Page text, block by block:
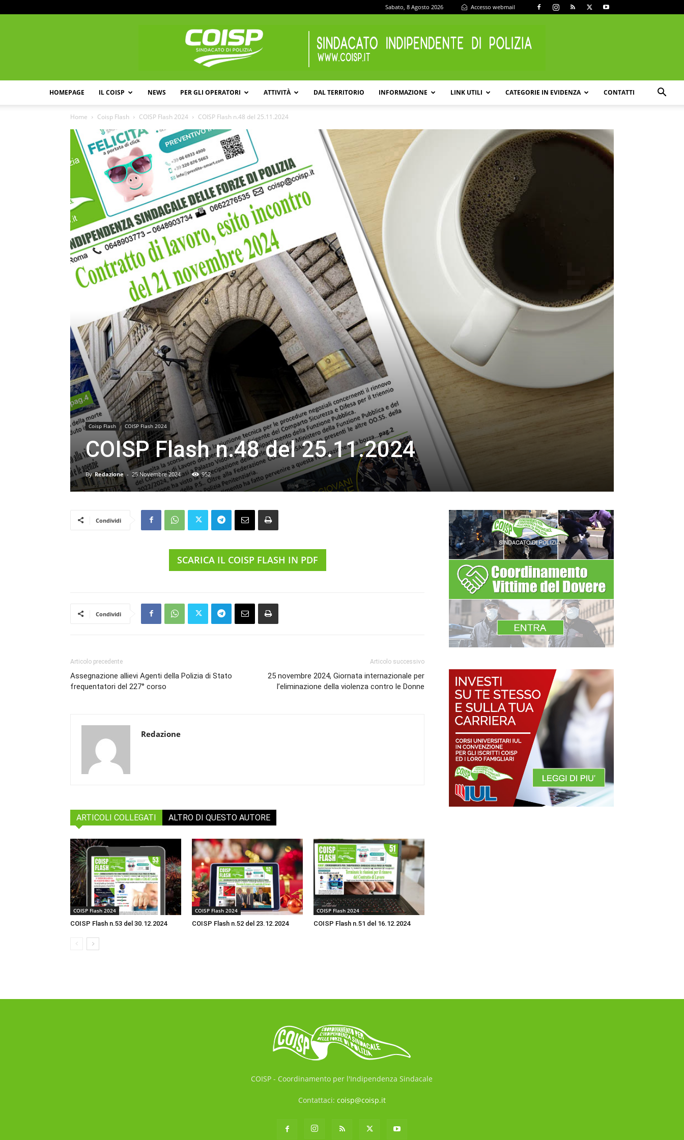
Sabato, 8 Agosto 2026 Accesso webmail
HOMEPAGE IL COISP NEWS PER GLI OPERATORI ATTIVITÀ DAL TERRITORIO INFORMAZIONE LINK UTILI CATEGORIE IN EVIDENZA CONTATTI
Home Coisp Flash COISP Flash 2024 COISP Flash n.48 del 25.11.2024
Coisp Flash COISP Flash 2024
COISP Flash n.48 del 25.11.2024
By Redazione - 25 Novembre 2024 952
Condividi
SCARICA IL COISP FLASH IN PDF
Condividi
Articolo precedente
Assegnazione allievi Agenti della Polizia di Stato
frequentatori del 227° corso
Articolo successivo
25 novembre 2024, Giornata internazionale per
l’eliminazione della violenza contro le Donne
Redazione
ARTICOLI COLLEGATI ALTRO DI QUESTO AUTORE
COISP Flash 2024
COISP Flash n.53 del 30.12.2024
COISP Flash 2024
COISP Flash n.52 del 23.12.2024
COISP Flash 2024
COISP Flash n.51 del 16.12.2024
COISP - Coordinamento per l'Indipendenza Sindacale
Contattaci: coisp@coisp.it